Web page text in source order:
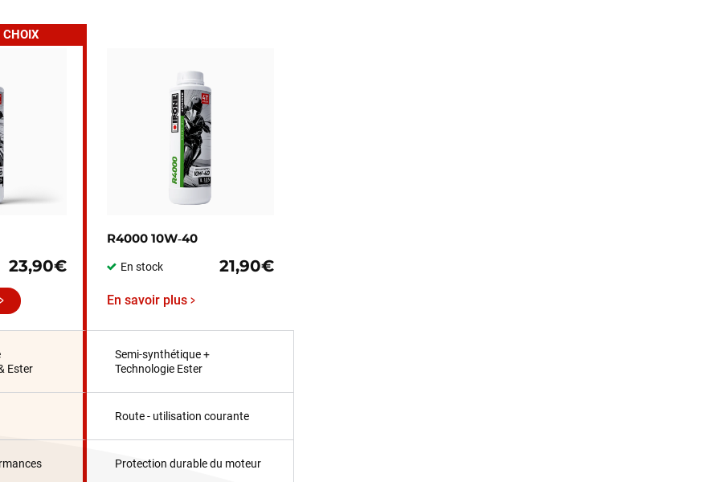
CHOIX
23,90€
R4000 10W‑40
En stock 21,90€
En savoir plus
Ester
Semi-synthétique +
Technologie Ester
Route - utilisation courante
Protection durable du moteur